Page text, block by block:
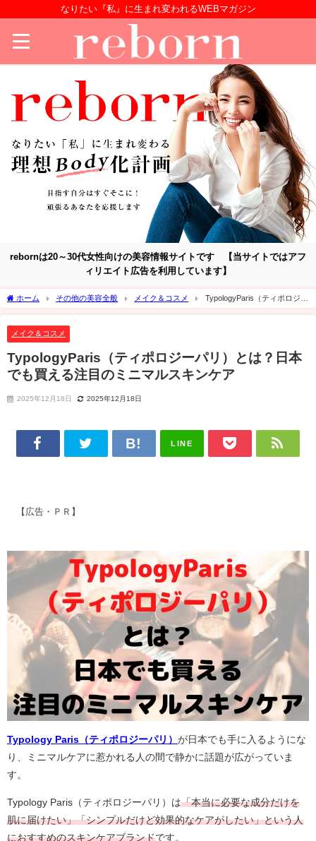
なりたい『私』に生まれ変われるWEBマガジン
rebornは20～30代女性向けの美容情報サイトです 【当サイトではアフ
ィリエイト広告を利用しています】
ホーム その他の美容全般 メイク＆コスメ
TypologyParis（ティポロジー
メイク＆コスメ
TypologyParis（ティポロジーパリ）とは？日本
でも買える注目のミニマルスキンケア
2025年12月18日 2025年12月18日
LINE
【広告・ＰＲ】
Typology Paris（ティポロジーパリ） が日本でも手に入るようにな
り、ミニマルケアに惹かれる人の間で静かに話題が広がっていま
す。
Typology Paris（ティポロジーパリ）は「本当に必要な成分だけを
肌に届けたい」「シンプルだけど効果的なケアがしたい」という人
におすすめのスキンケアブランドです。